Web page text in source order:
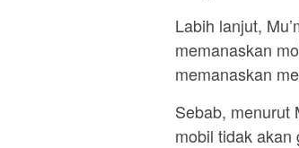
Labih lanjut,
memanaskan
memanaskan
Sebab, menurut
mobil tidak akan